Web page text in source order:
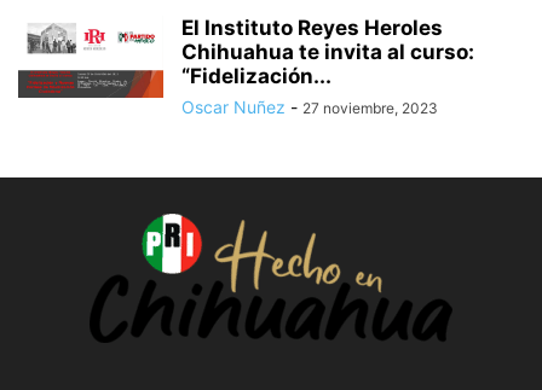
El Instituto Reyes Heroles
Chihuahua te invita al curso:
“Fidelización...
Oscar Nuñez - 27 noviembre, 2023